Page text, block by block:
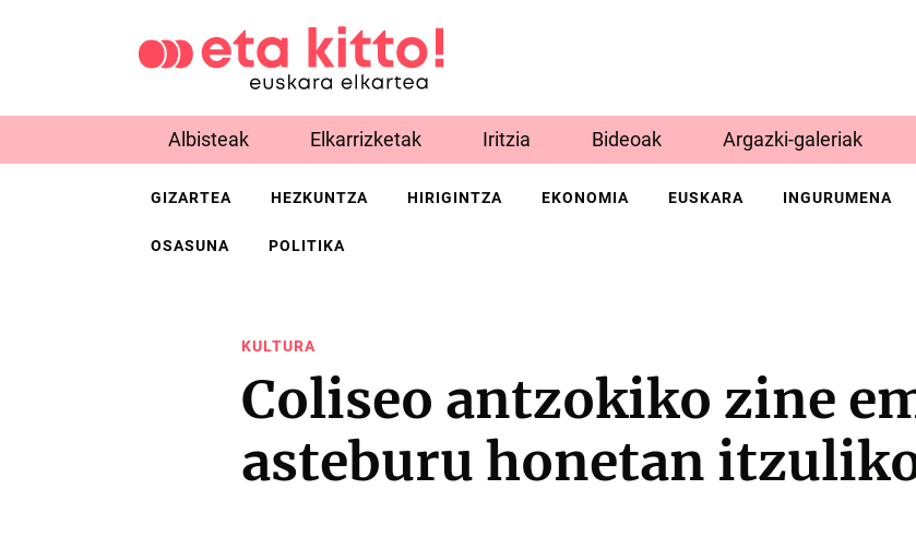
Albisteak Elkarrizketak Iritzia Bideoak Argazki-galeriak
GIZARTEA HEZKUNTZA HIRIGINTZA EKONOMIA EUSKARA INGURUMENA
OSASUNA POLITIKA
KULTURA
Coliseo antzokiko zine
asteburu honetan